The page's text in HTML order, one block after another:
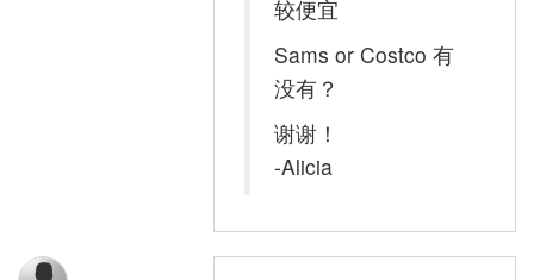
较便宜
Sams or Costco 有
没有？
谢谢！
-Alicia